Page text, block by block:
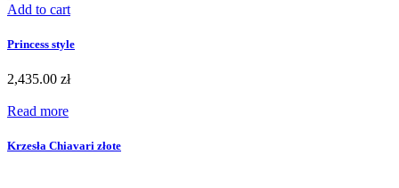
Add to cart
Princess style
2,435.00 zł
Read more
Krzesła Chiavari złote